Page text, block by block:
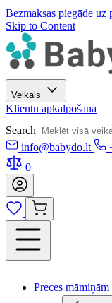
Bezmaksas piegāde uz
Skip to Content
Veikals
Klientu apkalpošana
Search
info@babydo.lt
0
Preces